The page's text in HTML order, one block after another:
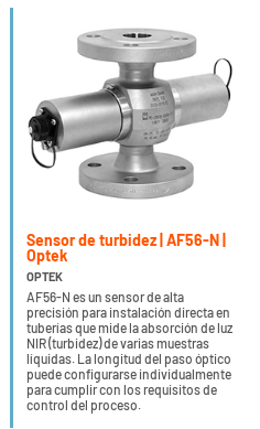
Sensor de turbidez | AF56-N |
Optek
OPTEK
AF56-N es un sensor de alta
precisión para instalación directa en
tuberías que mide la absorción de luz
NIR (turbidez) de varias muestras
líquidas. La longitud del paso óptico
puede configurarse individualmente
para cumplir con los requisitos de
control del proceso.